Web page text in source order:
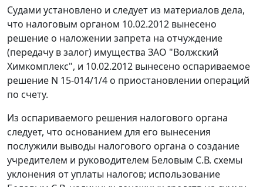
Судами установлено и следует из материалов дела,
что налоговым органом 10.02.2012 вынесено
решение о наложении запрета на отчуждение
(передачу в залог) имущества ЗАО "Волжский
Химкомплекс", и 10.02.2012 вынесено оспариваемое
решение N 15-014/1/4 о приостановлении операций
по счету.
Из оспариваемого решения налогового органа
следует, что основанием для его вынесения
послужили выводы налогового органа о создание
учредителем и руководителем Беловым С.В. схемы
уклонения от уплаты налогов; использование